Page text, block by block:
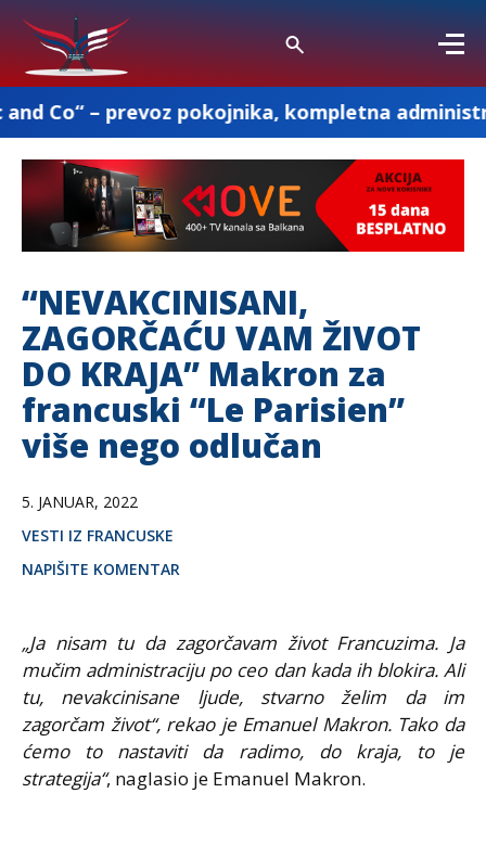
pokojnika, kompletna administracija i
“NEVAKCINISANI,
ZAGORČAĆU VAM ŽIVOT
DO KRAJA” Makron za
francuski “Le Parisien”
više nego odlučan
5. JANUAR, 2022
VESTI IZ FRANCUSKE
NAPIŠITE KOMENTAR
„Ja nisam tu da zagorčavam život Francuzima. Ja
mučim administraciju po ceo dan kada ih blokira. Ali
tu, nevakcinisane ljude, stvarno želim da im
zagorčam život“, rekao je Emanuel Makron. Tako da
ćemo to nastaviti da radimo, do kraja, to je
strategija“, naglasio je Emanuel Makron.